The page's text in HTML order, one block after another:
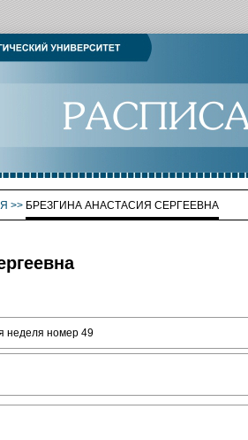
>> БРЕЗГИНА АНАСТАСИЯ СЕРГЕЕВНА
неделя номер 49